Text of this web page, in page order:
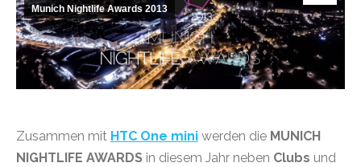
Munich Nightlife Awards 2013
Zusammen mit HTC One mini werden die MUNICH
NIGHTLIFE AWARDS in diesem Jahr neben Clubs und